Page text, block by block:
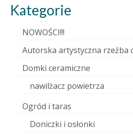
Kategorie
NOWOŚCI!!!
Autorska artystyczna rzeźba
Domki ceramiczne
nawilżacz powietrza
Ogród i taras
Doniczki i osłonki